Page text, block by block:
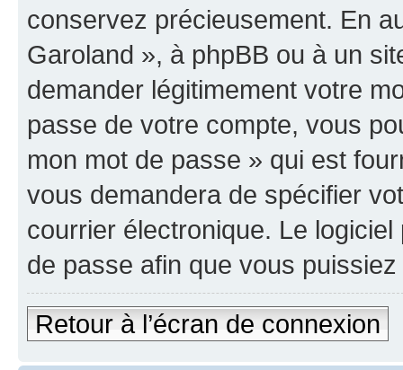
conservez précieusement. En
Garoland », à phpBB ou à un
demander légitimement votre
passe de votre compte, vous
mon mot de passe » qui est
vous demandera de spécifier
courrier électronique. Le
de passe afin que vous
Retour à l’écran de connexion